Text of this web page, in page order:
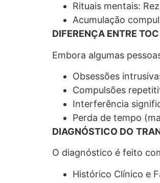
Rituais mentais:
Acumulação
DIFERENÇA ENTRE
Embora algumas
Obsessões
Compulsões
Interferência
Perda de tempo
DIAGNÓSTICO DO
O diagnóstico é feito
Histórico Clínico e